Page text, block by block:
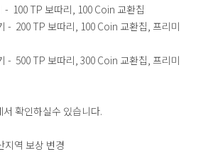
- 100 TP 보따리, 100 Coin 교환칩
- 200 TP 보따리, 100 Coin 교환칩, 프리미
- 500 TP 보따리, 300 Coin 교환칩, 프리미
확인하실수 있습니다.
지역 보상 변경